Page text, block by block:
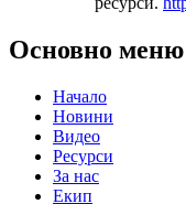
Основно меню
Начало
Новини
Видео
Ресурси
За нас
Екип